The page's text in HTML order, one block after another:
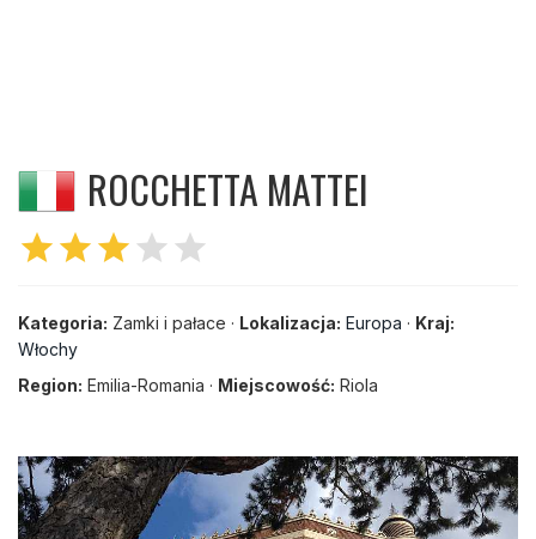
ROCCHETTA MATTEI
starstarstar star star
Kategoria: Zamki i pałace · Lokalizacja: Europa · Kraj:
Włochy
Region: Emilia-Romania · Miejscowość: Riola